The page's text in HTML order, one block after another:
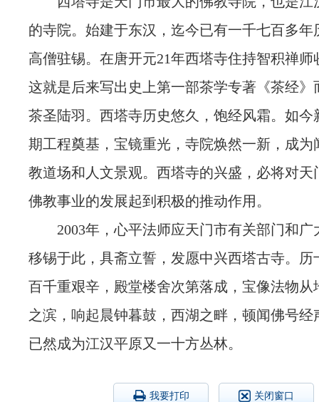
的寺院。始建于东汉，迄今已有一千七百多年
高僧驻锡。在唐开元21年西塔寺住持智积禅师
这就是后来写出史上第一部茶学专著《茶经》
茶圣陆羽。西塔寺历史悠久，饱经风霜。如今
期工程奠基，宝镜重光，寺院焕然一新，成为
教道场和人文景观。西塔寺的兴盛，必将对天
佛教事业的发展起到积极的推动作用。
2003年，心平法师应天门市有关部门和广
移锡于此，具斋立誓，发愿中兴西塔古寺。历
百千重艰辛，殿堂楼舍次第落成，宝像法物从
之滨，响起晨钟暮鼓，西湖之畔，顿闻佛号经
已然成为江汉平原又一十方丛林。
我要打印 关闭窗口